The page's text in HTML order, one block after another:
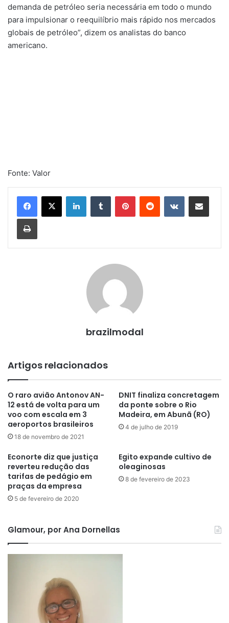
demanda de petróleo seria necessária em todo o mundo
para impulsionar o reequilíbrio mais rápido nos mercados
globais de petróleo”, dizem os analistas do banco
americano.
Fonte: Valor
LinkedinTumblr PinterestReddit VK Compartilhar via e-mail
Imprimir
brazilmodal
Artigos relacionados
O raro avião Antonov AN-
12 está de volta para um
voo com escala em 3
aeroportos brasileiros
18 de novembro de 2021
DNIT finaliza concretagem
da ponte sobre o Rio
Madeira, em Abunã (RO)
4 de julho de 2019
Econorte diz que justiça
reverteu redução das
tarifas de pedágio em
praças da empresa
5 de fevereiro de 2020
Egito expande cultivo de
oleaginosas
8 de fevereiro de 2023
Glamour, por Ana Dornellas